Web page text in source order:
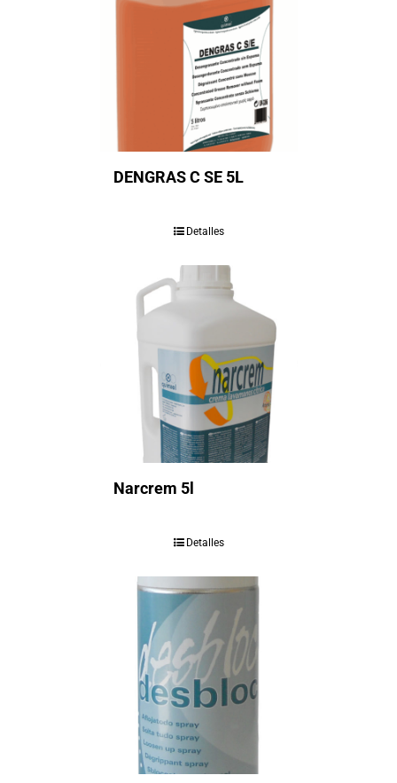
DENGRAS C SE 5L
Detalles
Narcrem 5l
Detalles